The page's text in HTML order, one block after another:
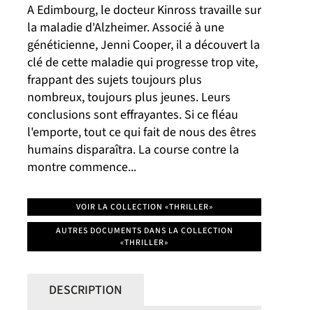
A Edimbourg, le docteur Kinross travaille sur
la maladie d'Alzheimer. Associé à une
généticienne, Jenni Cooper, il a découvert la
clé de cette maladie qui progresse trop vite,
frappant des sujets toujours plus
nombreux, toujours plus jeunes. Leurs
conclusions sont effrayantes. Si ce fléau
l'emporte, tout ce qui fait de nous des êtres
humains disparaîtra. La course contre la
montre commence...
VOIR LA COLLECTION «THRILLER»
AUTRES DOCUMENTS DANS LA COLLECTION
«THRILLER»
DESCRIPTION